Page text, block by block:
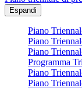
Espandi
Piano
Piano
Piano
Programma
Piano
Piano